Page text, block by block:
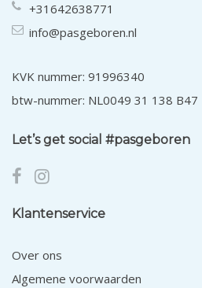
+31642638771
info@pasgeboren.nl
KVK nummer: 91996340
btw-nummer: NL0049 31 138 B47
Let’s get social #pasgeboren
Klantenservice
Over ons
Algemene voorwaarden